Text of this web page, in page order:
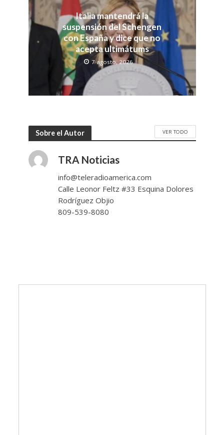
Italia mantendrá la
suspensión del Schengen
con España y dice que no
acepta ultimátums
7 agosto, 2026
Sobre el Autor VER TODO
TRA Noticias
info@teleradioamerica.com
Calle Leonor Feltz #33 Esquina Dolores
Rodríguez Objio
809-539-8080